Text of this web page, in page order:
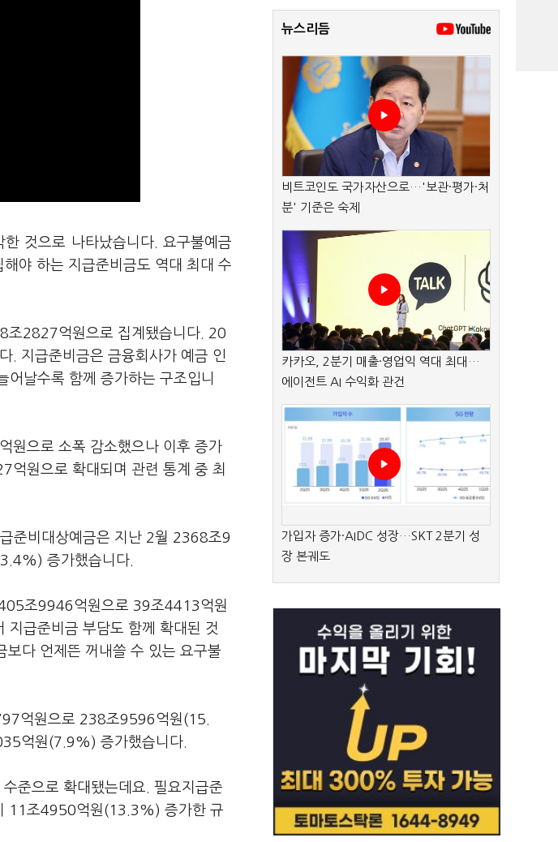
것으로 나타났습니다. 요구불예금
야 하는 지급준비금도 역대 최대 수
조2827억원으로 집계됐습니다. 20
지급준비금은 금융회사가 예금 인
날수록 함께 증가하는 구조입니
으로 소폭 감소했으나 이후 증가
원으로 확대되며 관련 통계 중 최
준비대상예금은 지난 2월 2368조9
증가했습니다.
조9946억원으로 39조4413억원
급준비금 부담도 함께 확대된 것
보다 언제뜬 꺼내쓸 수 있는 요구불
억원으로 238조9596억원(15.
억원(7.9%) 증가했습니다.
준으로 확대됐는데요. 필요지급준
11조4950억원(13.3%) 증가한 규
뉴스리듬
비트코인도 국가자산으로…'보관·평가·처
분' 기준은 숙제
카카오, 2분기 매출·영업익 역대 최대…
에이전트 AI 수익화 관건
가입자 증가·AIDC 성장…SKT 2분기 성
장 본궤도